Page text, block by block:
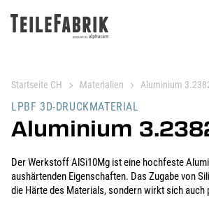
Startseite CH Materialien Aluminium
LPBF 3D-DRUCKMATERIAL
Aluminium
Der Werkstoff AlSi10Mg ist eine hochfeste
aushärtenden Eigenschaften. Das Zugabe von
die Härte des Materials, sondern wirkt sich auch